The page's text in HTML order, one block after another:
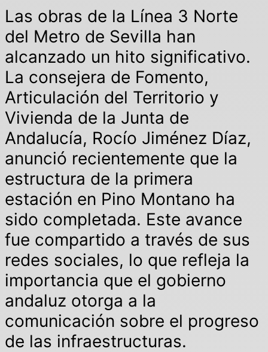
Las obras de la Línea 3 Norte
del Metro de Sevilla han
alcanzado un hito significativo.
La consejera de Fomento,
Articulación del Territorio y
Vivienda de la Junta de
Andalucía, Rocío Jiménez Díaz,
anunció recientemente que la
estructura de la primera
estación en Pino Montano ha
sido completada. Este avance
fue compartido a través de sus
redes sociales, lo que refleja la
importancia que el gobierno
andaluz otorga a la
comunicación sobre el progreso
de las infraestructuras.